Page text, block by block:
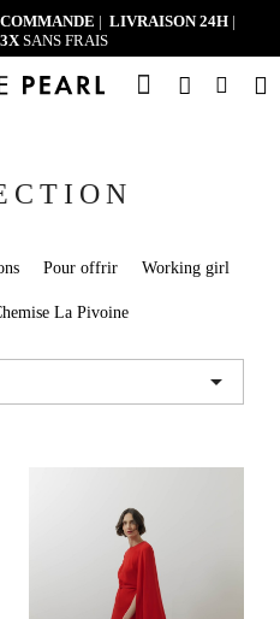
| LIVRAISON 24H |
SANS FRAIS
Pour offrir Working girl
La Pivoine
